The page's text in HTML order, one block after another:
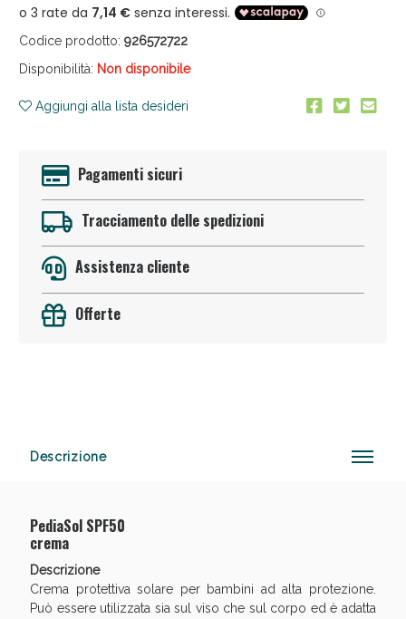
Codice prodotto: 926572722
Disponibilità: Non disponibile
Aggiungi alla lista desideri
Pagamenti sicuri
Tracciamento delle spedizioni
Assistenza cliente
Offerte
Descrizione
PediaSol SPF50
crema
Descrizione
Crema protettiva solare per bambini ad alta protezione.
Può essere utilizzata sia sul viso che sul corpo ed è adatta
Sconto fino al 55% disponibile oggi!
Vie Urinarie e Prostata: Sconti fino al 45% oggi!